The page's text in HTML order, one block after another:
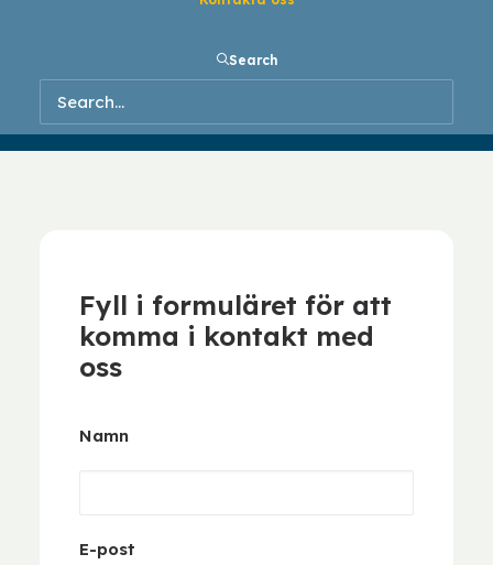
Search
Fyll i formuläret för att
komma i kontakt med
oss
Namn
E-post